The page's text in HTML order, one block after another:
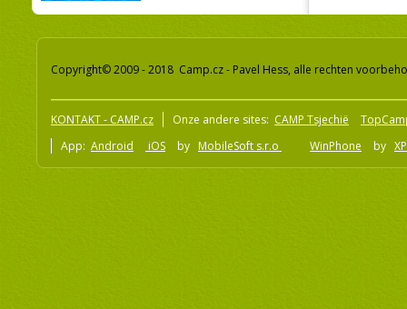
Copyright© 2009 - 2018 Camp.cz - Pavel Hess, alle rechten
KONTAKT - CAMP.cz Onze andere sites: CAMP Tsjechië
App: Android iOS by MobileSoft s.r.o WinPhone by